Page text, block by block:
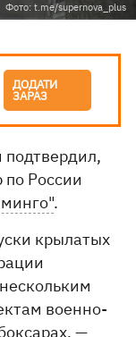
Фото: t.me/supernova_plus
ДОДАТИ
ЗАРАЗ
России
.
крылатых
военно-
—